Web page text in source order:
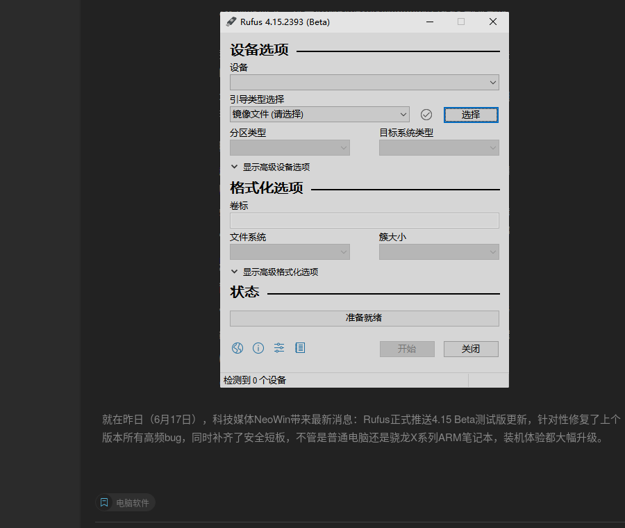
就在昨日（6月17日），科技媒体NeoWin带来最新消息：Rufus正式推送4.15 Beta测试版更新，针对性修复了上个
版本所有高频bug，同时补齐了安全短板，不管是普通电脑还是骁龙X系列ARM笔记本，装机体验都大幅升级。
电脑软件